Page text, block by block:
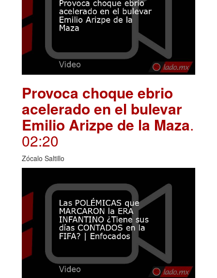
Provoca choque ebrio
acelerado en el bulevar
Emilio Arizpe de la Maza.
02:20
Zócalo Saltillo